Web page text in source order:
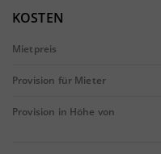
KOSTEN
Mietpreis
Provision für Mieter
Provision in Höhe von